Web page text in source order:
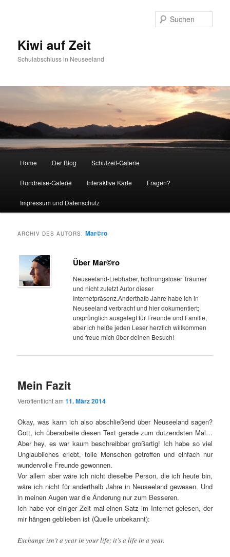
Kiwi auf Zeit
Schulabschluss in Neuseeland
Zum Inhalt wechseln
Zum sekundären Inhalt wechseln
Home Der Blog Schulzeit-Galerie
Rundreise-Galerie Interaktive Karte Fragen?
Impressum und Datenschutz
ARCHIV DES AUTORS: Mar©ro
Über Mar©ro
Neuseeland-Liebhaber, hoffnungsloser Träumer
und nicht zuletzt Autor dieser
Internetpräsenz.Anderthalb Jahre habe ich in
Neuseeland verbracht und hier dokumentiert;
ursprünglich ausgelegt für Freunde und Familie,
aber ich heiße jeden Leser herzlich willkommen
und freue mich über deinen Besuch!
Mein Fazit
Veröffentlicht am11. März 2014
Okay, was kann ich also abschließend über Neuseeland sagen?
Gott, ich überarbeite diesen Text gerade zum dutzendsten Mal…
Aber hey, es war kaum beschreibbar großartig! Ich habe so viel
Unglaubliches erlebt, tolle Menschen getroffen und einfach nur
wundervolle Freunde gewonnen.
Vor allem aber wäre ich nicht dieselbe Person, die ich heute bin,
wäre ich nicht für anderthalb Jahre in Neuseeland gewesen. Und
in meinen Augen war die Änderung nur zum Besseren.
Ich habe vor einiger Zeit mal einen Satz im Internet gelesen, der
mir hängen geblieben ist (Quelle unbekannt):
Exchange isn’t a year in your life; it’s a life in a year.